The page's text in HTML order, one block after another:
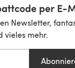
per E-
Newsletter,
vieles mehr.